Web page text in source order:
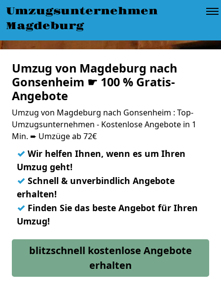
Umzugsunternehmen
Magdeburg
Umzug von Magdeburg nach
Gonsenheim ☛ 100 % Gratis-
Angebote
Umzug von Magdeburg nach Gonsenheim : Top-
Umzugsunternehmen - Kostenlose Angebote in 1
Min. ➨ Umzüge ab 72€
✓ Wir helfen Ihnen, wenn es um Ihren
Umzug geht!
✓ Schnell & unverbindlich Angebote
erhalten!
✓ Finden Sie das beste Angebot für Ihren
Umzug!
blitzschnell kostenlose Angebote
erhalten